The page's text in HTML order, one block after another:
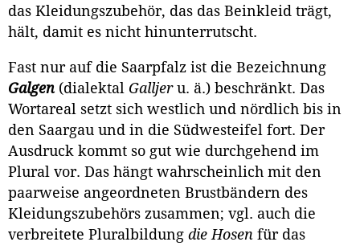
das Kleidungszubehör, das das Beinkleid trägt,
hält, damit es nicht hinunterrutscht.
Fast nur auf die Saarpfalz ist die Bezeichnung
Galgen(dialektal Galljeru. ä.) beschränkt. Das
Wortareal setzt sich westlich und nördlich bis in
den Saargau und in die Südwesteifel fort. Der
Ausdruck kommt so gut wie durchgehend im
Plural vor. Das hängt wahrscheinlich mit den
paarweise an­geordneten Brustbändern des
Kleidungszubehörs zusammen; vgl. auch die
verbreitete Pluralbildung die Hosen für das